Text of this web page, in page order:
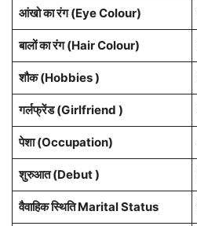
आंखो का रंग (Eye Colour)
बालों का रंग (Hair Colour)
शौक (Hobbies )
गर्लफ्रेंड (Girlfriend )
पेशा(Occupation)
शुरुआत (Debut )
वैवाहिक स्थिति Marital Status